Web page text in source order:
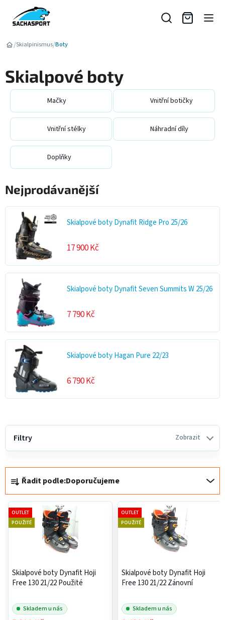
obsah
/Skialpinismus/Boty
Skialpové boty
Mačky Vnitřní botičky
Vnitřní stélky Náhradní díly
Doplňky
Nejprodávanější
Skialpové boty Dynafit Ridge Pro 25/26
17 900 Kč
Skialpové boty Dynafit Seven Summits W 25/26
7 790 Kč
Skialpové boty Hagan Pure 22/23
6 790 Kč
a
z
e
n
Řadit podle:Doporučujeme
Filtry Zobrazit
V
p
p
r
d
Skialpové boty Dynafit Hoji
Free 130 21/22 Použité
Skladem u nás
OUTLET
POUŽITÉ
Skialpové boty Dynafit Hoji
Free 130 21/22 Zánovní
Skladem u nás
OUTLET
POUŽITÉ